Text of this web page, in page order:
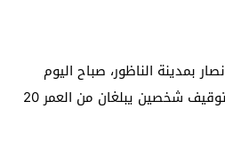
الحوار خدمةً لمصلحة الإقليم
بمدينة الناظور، صباح اليوم
الأربعاء 26 فبراير الجاري، عن إجهاض محاولة لتهريب 53 ألفا و400 قرصا مهلوسا وتوقيف شخصين يبلغان من العمر 20